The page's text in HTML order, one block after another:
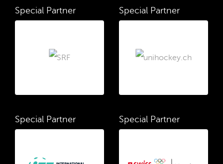
Special Partner Special Partner
Special Partner Special Partner